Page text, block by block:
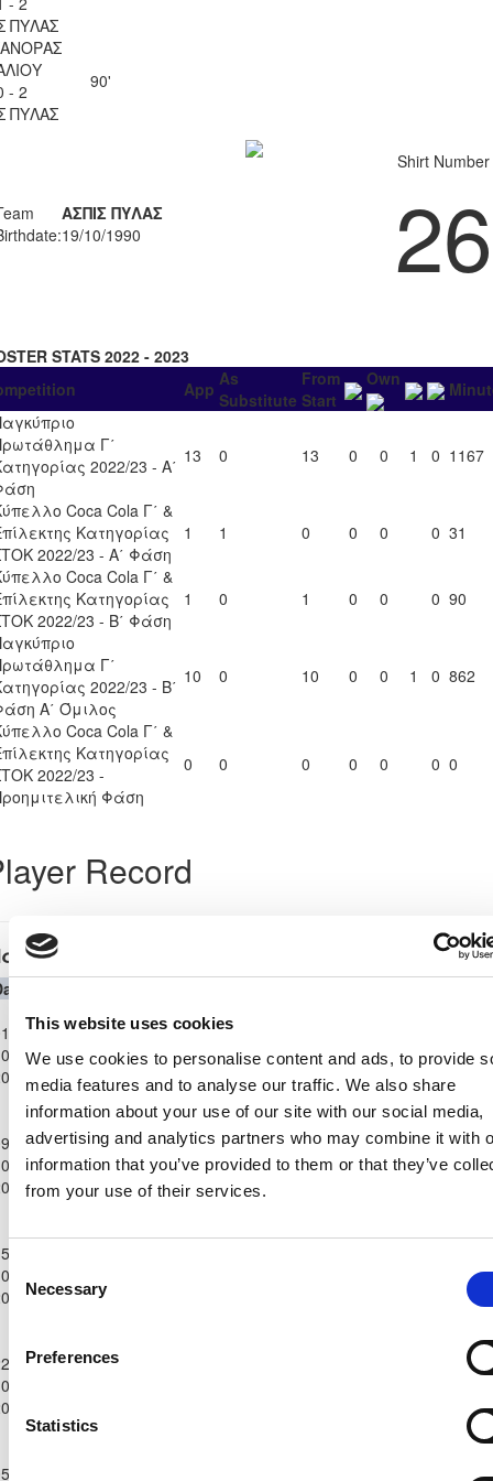
This website uses cookies
We use cookies to personalise content and ads, to provide
media features and to analyse our traffic. We also share
information about your use of our site with our social media,
advertising and analytics partners who may combine it with
information that you’ve provided to them or that they’ve
from your use of their services.
Selection
Necessary
Preferences
Statistics
ΠΥΛΑΣ
- 2
ΠΥΛΑΣ
90'
ΑΣΠΙΣ ΠΥΛΑΣ
19/10/1990
Shirt Number
26
STATS 2022 - 2023
App As
Substitute
From
Start
Own
Γ΄
2022/23 - Α΄ 13 0 13 0 0 1 0 1167
Coca Cola Γ΄ &
Κατηγορίας
2022/23 - Α΄ Φάση
1 1 0 0 0 0 31
Coca Cola Γ΄ &
Κατηγορίας
2022/23 - Β΄ Φάση
1 0 1 0 0 0 90
Γ΄
2022/23 - Β΄
Α΄ Όμιλος
10 0 10 0 0 1 0 862
Coca Cola Γ΄ &
Κατηγορίας
2022/23 -
Φάση
0 0 0 0 0 0 0
Record
Πρωτάθλημα Γ΄ Κατηγορίας 2022/23
Πρωτάθλημα
Γ΄
Κατηγορίας
2022/23
ΑΣΠΙΣ ΠΥΛΑΣ0 0ANAGIIAS
98'
Παγκύπριο
Πρωτάθλημα
Γ΄
Κατηγορίας
ΗΡΑΚΛΗΣ
ΓΕΡΟΛΑΚΚΟΥ0 1 ΑΣΠΙΣ ΠΥΛΑΣ 97'
Κατηγορίας
Πρωτάθλημα
2022/23